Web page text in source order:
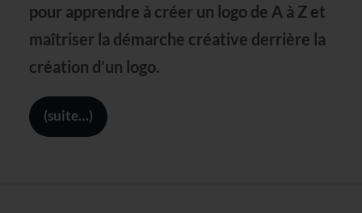
pour apprendre à créer un logo de A à Zet
maîtriser la démarche créative derrière la
création d’un logo.
(suite…)